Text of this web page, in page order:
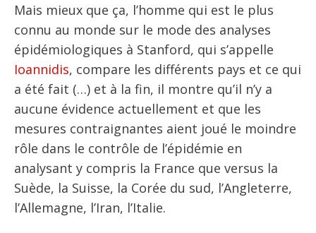
Mais mieux que ça, l’homme qui est le plus
connu au monde sur le mode des analyses
épidémiologiques à Stanford, qui s’appelle
Ioannidis, compare les différents pays et ce qui
a été fait (…) et à la fin, il montre qu’il n’y a
aucune évidence actuellement et que les
mesures contraignantes aient joué le moindre
rôle dans le contrôle de l’épidémie en
analysant y compris la France que versus la
Suède, la Suisse, la Corée du sud, l’Angleterre,
l’Allemagne, l’Iran, l’Italie.